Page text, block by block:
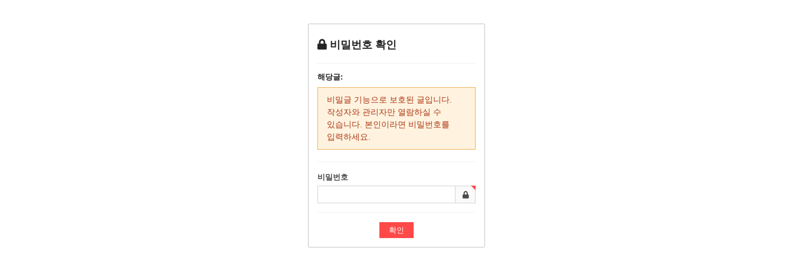
비밀번호 확인
해당글:
비밀글 기능으로 보호된 글입니다.
작성자와 관리자만 열람하실 수
있습니다. 본인이라면 비밀번호를
입력하세요.
비밀번호